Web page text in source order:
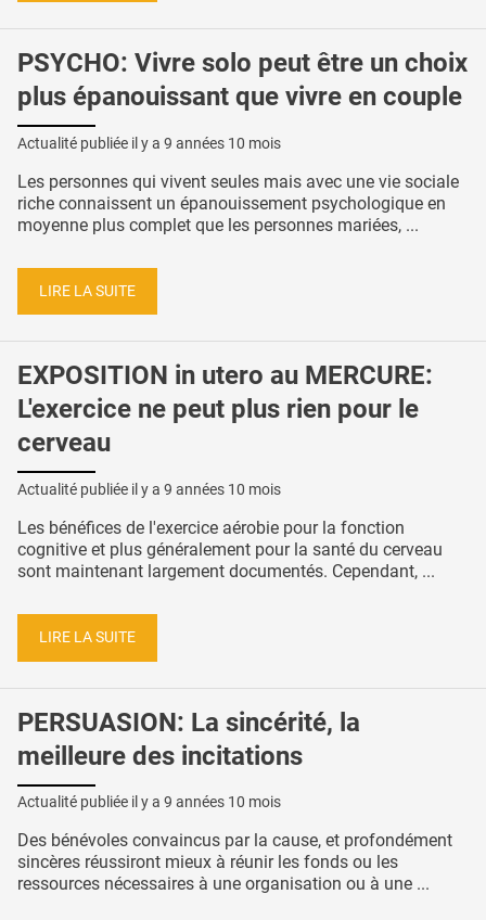
PSYCHO: Vivre solo peut être un choix
plus épanouissant que vivre en couple
Actualité publiée il y a 9 années 10 mois
Les personnes qui vivent seules mais avec une vie sociale
riche connaissent un épanouissement psychologique en
moyenne plus complet que les personnes mariées, ...
LIRE LA SUITE
EXPOSITION in utero au MERCURE:
L'exercice ne peut plus rien pour le
cerveau
Actualité publiée il y a 9 années 10 mois
Les bénéfices de l'exercice aérobie pour la fonction
cognitive et plus généralement pour la santé du cerveau
sont maintenant largement documentés. Cependant, ...
LIRE LA SUITE
PERSUASION: La sincérité, la
meilleure des incitations
Actualité publiée il y a 9 années 10 mois
Des bénévoles convaincus par la cause, et profondément
sincères réussiront mieux à réunir les fonds ou les
ressources nécessaires à une organisation ou à une ...